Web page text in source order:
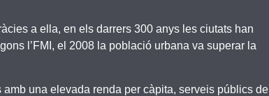
a ella, en els darrers 300 anys les ciutats han
l’FMI, el 2008 la població urbana va superar la
una elevada renda per càpita, serveis públics de